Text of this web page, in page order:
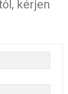
kérjen